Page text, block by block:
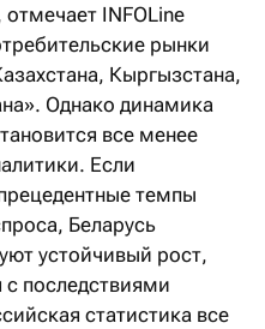
INFOLine
рынки
Кыргызстана,
Однако динамика
все менее
Если
темпы
Беларусь
устойчивый рост,
с последствиями
статистика все